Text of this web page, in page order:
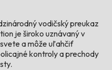
vodičský preukaz
je široko uznávaný v
a môže uľahčiť
kontroly a prechody